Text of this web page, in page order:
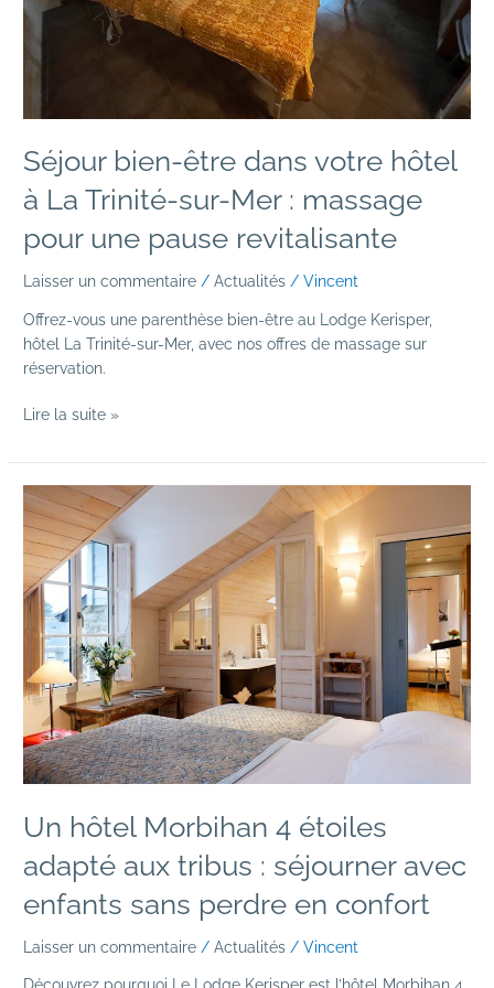
Séjour bien-être dans votre hôtel
à La Trinité-sur-Mer : massage
pour une pause revitalisante
Laisser un commentaire /Actualités /Vincent
Offrez-vous une parenthèse bien-être au Lodge Kerisper,
hôtel La Trinité-sur-Mer, avec nos offres de massage sur
réservation.
sur-
pause
revitalisante
Lire la suite »
Un hôtel Morbihan 4 étoiles
adapté aux tribus : séjourner avec
enfants sans perdre en confort
Laisser un commentaire /Actualités /Vincent
Un
hôtel
Morbihan
4
étoiles
adapté
aux
tribus
:
séjourner
avec
enfants
sans
en
confort